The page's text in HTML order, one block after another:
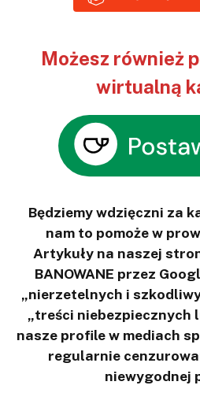
Możesz również
wirtualną
Będziemy wdzięczni za
nam to pomoże w
Artykuły na naszej
BANOWANE przez
„nierzetelnych i
„treści niebezpiecznych
nasze profile w mediach
regularnie
niewygodnej